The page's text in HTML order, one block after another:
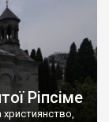
Ріпсіме
християнство,